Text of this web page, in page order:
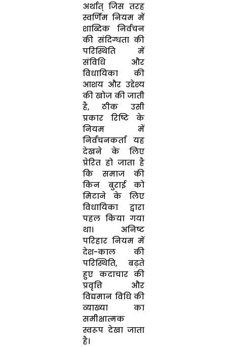
अर्थात् जिस तरह
स्वर्णिम नियम में
शाब्दिक निर्वचन
की संदिग्धता की
परिस्थिति में
संविधि और
विधायिका की
आशय और उद्देश्य
की खोज की जाती
है, ठीक उसी
प्रकार रिष्टि के
नियम में
निर्वचनकर्ता यह
देखने के लिए
प्रेरित हो जाता है
कि समाज की
किन बुराई को
मिटाने के लिए
विधायिका द्वारा
पहल किया गया
था। अनिष्ट
परिहार नियम में
देश-काल की
परिस्थिति, बढ़ते
हुए कदाचार की
प्रवृत्ति और
विद्यमान विधि की
व्याख्या का
समीक्षात्मक
स्वरूप देखा जाता
है।